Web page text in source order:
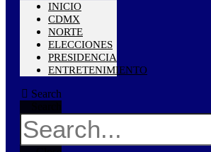
INICIO
CDMX
NORTE
ELECCIONES
PRESIDENCIA
ENTRETENIMIENTO
Search